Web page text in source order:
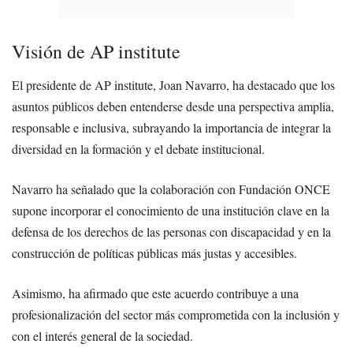
Visión de AP institute
El presidente de AP institute, Joan Navarro, ha destacado que los
asuntos públicos deben entenderse desde una perspectiva amplia,
responsable e inclusiva, subrayando la importancia de integrar la
diversidad en la formación y el debate institucional.
Navarro ha señalado que la colaboración con Fundación ONCE
supone incorporar el conocimiento de una institución clave en la
defensa de los derechos de las personas con discapacidad y en la
construcción de políticas públicas más justas y accesibles.
Asimismo, ha afirmado que este acuerdo contribuye a una
profesionalización del sector más comprometida con la inclusión y
con el interés general de la sociedad.